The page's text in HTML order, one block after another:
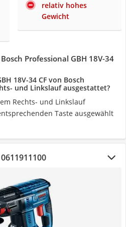
relativ hohes
Gewicht
Professional GBH 18V-34
18V-34 CF von Bosch
und Linkslauf ausgestattet?
Rechts- und Linkslauf
Taste ausgewählt